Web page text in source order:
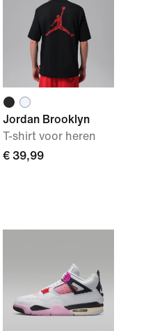
Jordan Brooklyn
T-shirt voor heren
€ 39,99